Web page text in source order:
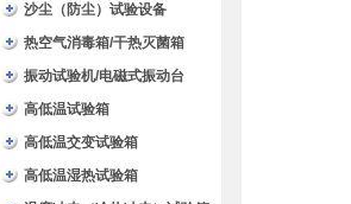
沙尘（防尘）试验设备
热空气消毒箱/干热灭菌箱
振动试验机/电磁式振动台
高低温试验箱
高低温交变试验箱
高低温湿热试验箱